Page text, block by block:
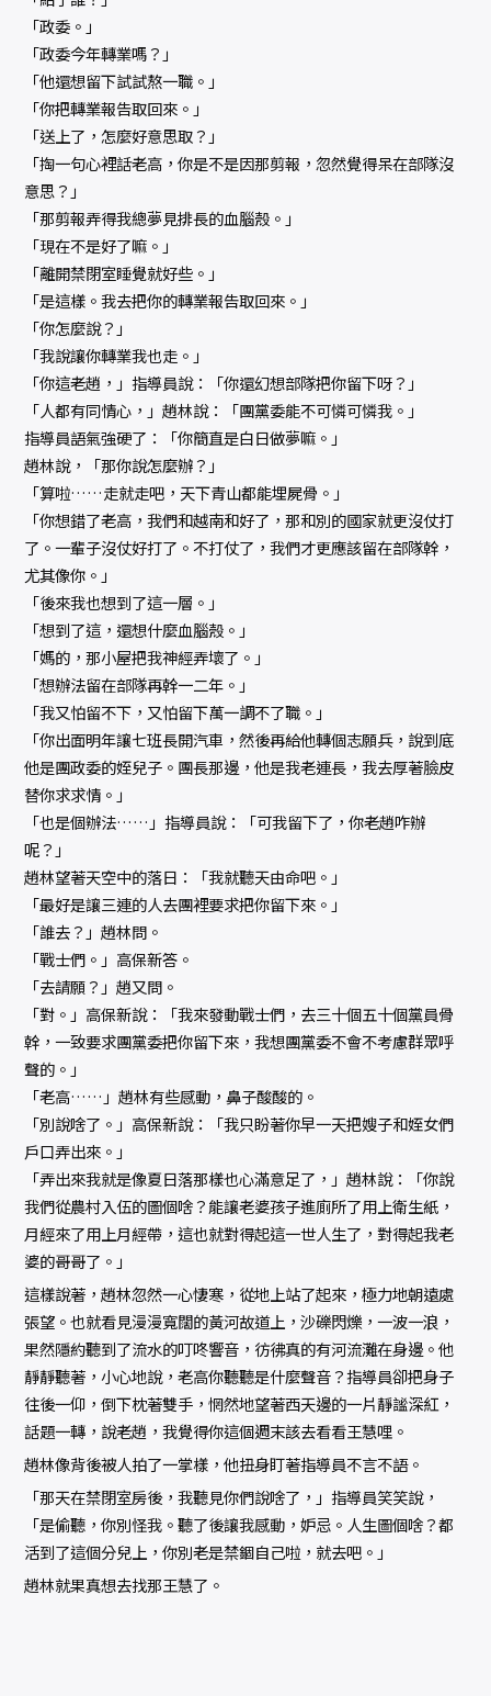
「政委。」
「政委今年轉業嗎？」
「他還想留下試試熬一職。」
「你把轉業報告取回來。」
「送上了，怎麼好意思取？」
「掏一句心裡話老高，你是不是因那剪報，忽然覺得呆在部隊沒
意思？」
「那剪報弄得我總夢見排長的血腦殼。」
「現在不是好了嘛。」
「離開禁閉室睡覺就好些。」
「是這樣。我去把你的轉業報告取回來。」
「你怎麼說？」
「我說讓你轉業我也走。」
「你這老趙，」指導員說：「你還幻想部隊把你留下呀？」
「人都有同情心，」趙林說：「團黨委能不可憐可憐我。」
指導員語氣強硬了：「你簡直是白日做夢嘛。」
趙林說，「那你說怎麼辦？」
「算啦……走就走吧，天下青山都能埋屍骨。」
「你想錯了老高，我們和越南和好了，那和別的國家就更沒仗打
了。一輩子沒仗好打了。不打仗了，我們才更應該留在部隊幹，
尤其像你。」
「後來我也想到了這一層。」
「想到了這，還想什麼血腦殼。」
「媽的，那小屋把我神經弄壞了。」
「想辦法留在部隊再幹一二年。」
「我又怕留不下，又怕留下萬一調不了職。」
「你出面明年讓七班長開汽車，然後再給他轉個志願兵，說到底
他是團政委的姪兒子。團長那邊，他是我老連長，我去厚著臉皮
替你求求情。」
「也是個辦法……」指導員說：「可我留下了，你老趙咋辦
呢？」
趙林望著天空中的落日：「我就聽天由命吧。」
「最好是讓三連的人去團裡要求把你留下來。」
「誰去？」趙林問。
「戰士們。」高保新答。
「去請願？」趙又問。
「對。」高保新說：「我來發動戰士們，去三十個五十個黨員骨
幹，一致要求團黨委把你留下來，我想團黨委不會不考慮群眾呼
聲的。」
「老高……」趙林有些感動，鼻子酸酸的。
「別說啥了。」高保新說：「我只盼著你早一天把嫂子和姪女們
戶口弄出來。」
「弄出來我就是像夏日落那樣也心滿意足了，」趙林說：「你說
我們從農村入伍的圖個啥？能讓老婆孩子進廁所了用上衛生紙，
月經來了用上月經帶，這也就對得起這一世人生了，對得起我老
婆的哥哥了。」
這樣說著，趙林忽然一心悽寒，從地上站了起來，極力地朝遠處
張望。也就看見漫漫寬闊的黃河故道上，沙礫閃爍，一波一浪，
果然隱約聽到了流水的叮咚響音，彷彿真的有河流灘在身邊。他
靜靜聽著，小心地說，老高你聽聽是什麼聲音？指導員卻把身子
往後一仰，倒下枕著雙手，惘然地望著西天邊的一片靜謐深紅，
話題一轉，說老趙，我覺得你這個週末該去看看王慧哩。
趙林像背後被人拍了一掌樣，他扭身盯著指導員不言不語。
「那天在禁閉室房後，我聽見你們說啥了，」指導員笑笑說，
「是偷聽，你別怪我。聽了後讓我感動，妒忌。人生圖個啥？都
活到了這個分兒上，你別老是禁錮自己啦，就去吧。」
趙林就果真想去找那王慧了。